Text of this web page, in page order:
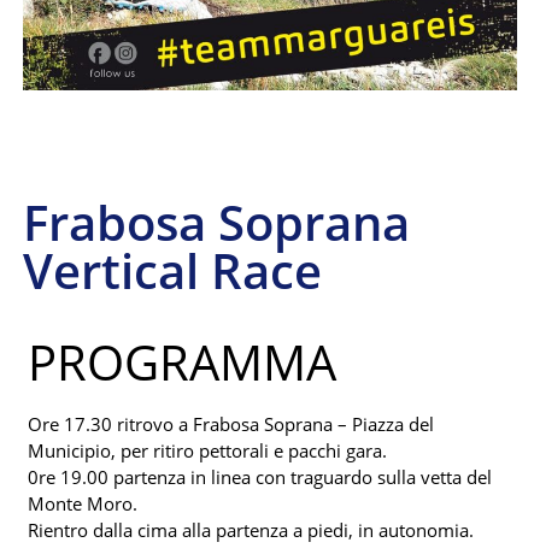
Frabosa Soprana
Vertical Race
PROGRAMMA
Ore 17.30 ritrovo a Frabosa Soprana – Piazza del
Municipio, per ritiro pettorali e pacchi gara.
0re 19.00 partenza in linea con traguardo sulla vetta del
Monte Moro.
Rientro dalla cima alla partenza a piedi, in autonomia.